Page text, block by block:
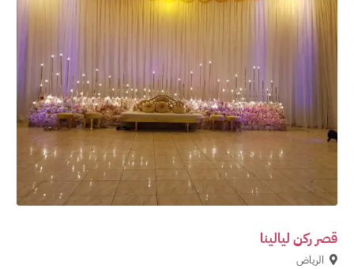
قصر ركن ليالينا
الرياض